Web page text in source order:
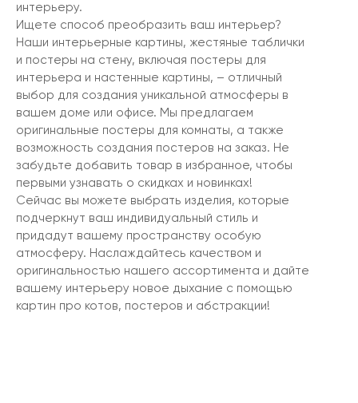
интерьеру.
Ищете способ преобразить ваш интерьер?
Наши интерьерные картины, жестяные таблички
и постеры на стену, включая постеры для
интерьера и настенные картины, – отличный
выбор для создания уникальной атмосферы в
вашем доме или офисе. Мы предлагаем
оригинальные постеры для комнаты, а также
возможность создания постеров на заказ. Не
забудьте добавить товар в избранное, чтобы
первыми узнавать о скидках и новинках!
Сейчас вы можете выбрать изделия, которые
подчеркнут ваш индивидуальный стиль и
придадут вашему пространству особую
атмосферу. Наслаждайтесь качеством и
оригинальностью нашего ассортимента и дайте
вашему интерьеру новое дыхание с помощью
картин про котов, постеров и абстракции!